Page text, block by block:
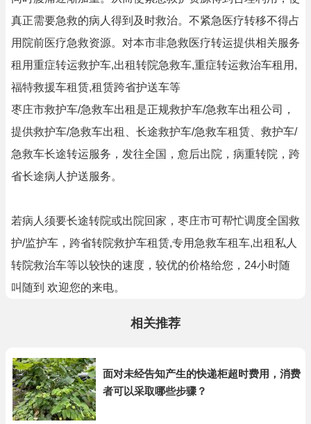
真正需要急救的病人得到及时救治。不紧急医疗转移不得占
用院前医疗急救资源。对本市非急救医疗转运提供相关服务
租用重症转运救护车,出租转院急救车,重症转运救治车租用,
福特救援车租赁,租赁跨省护送车等
枣庄市救护车/急救车出租是正规救护车/急救车出租公司，
提供救护车/急救车出租、长途救护车/急救车租赁、救护车/
急救车长途转运服务，发往全国，愈后出院，病重转院，跨
省长途病人护送服务。
若病人须要长途转院或出院回家，枣庄市可帮忙调度全国救
护/监护车，跨省转院救护车租赁,专用急救车租车,出租私人
转院救治车等以较快的速度，较优的价格给您，24小时随
叫随到 欢迎您的来电。
相关推荐
面对未经告知产生的快递柜超时费用，消费
者可以采取哪些步骤？